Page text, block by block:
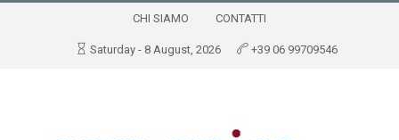
CHI SIAMO CONTATTI
Saturday - 8 August, 2026 +39 06 99709546